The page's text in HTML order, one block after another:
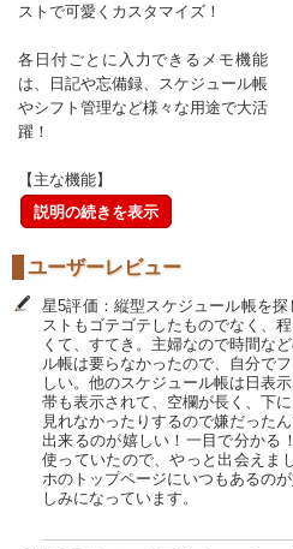
ストで可愛くカスタマイズ！
各日付ごとに入力できるメモ機能
は、日記や忘備録、スケジュール帳
やシフト管理など様々な用途で大活
躍！
【主な機能】
説明の続きを表示
ユーザーレビュー
星5評価：縦型スケジュール帳を
ストもゴテゴテしたものでなく、
くて、すてき。主婦なので時間な
ル帳は要らなかったので、自分で
しい。他のスケジュール帳は日表
帯も表示されて、空欄が長く、下
見れなかったりするので嫌だった
出来るのが嬉しい！一目で分かる
使っていたので、やっと出会えま
ホのトップページにいつもあるの
しみになっています。